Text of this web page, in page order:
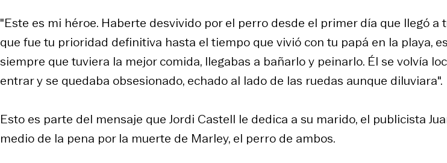
"Este es mi héroe. Haberte desvivido por el perro desde el primer día que llegó a
que fue tu prioridad definitiva hasta el tiempo que vivió con tu papá en la playa,
siempre que tuviera la mejor comida, llegabas a bañarlo y peinarlo. Él se volvía
entrar y se quedaba obsesionado, echado al lado de las ruedas aunque diluviara".
Esto es parte del mensaje que Jordi Castell le dedica a su marido, el publicista
medio de la pena por la muerte de Marley, el perro de ambos.